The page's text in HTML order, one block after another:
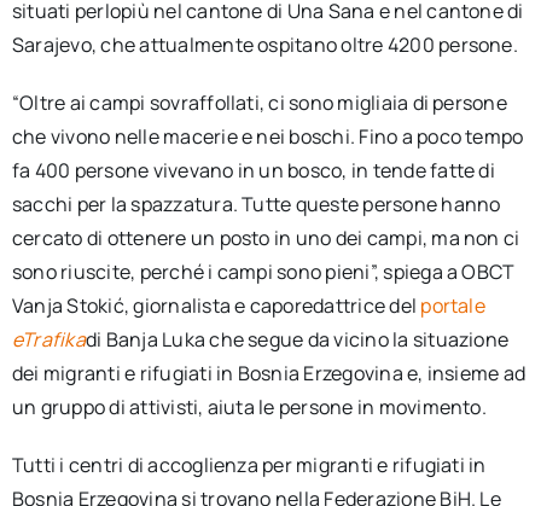
situati perlopiù nel cantone di Una Sana e nel cantone di
Sarajevo, che attualmente ospitano oltre 4200 persone.
“Oltre ai campi sovraffollati, ci sono migliaia di persone
che vivono nelle macerie e nei boschi. Fino a poco tempo
fa 400 persone vivevano in un bosco, in tende fatte di
sacchi per la spazzatura. Tutte queste persone hanno
cercato di ottenere un posto in uno dei campi, ma non ci
sono riuscite, perché i campi sono pieni”, spiega a OBCT
Vanja Stokić, giornalista e caporedattrice del portale
eTrafikadi Banja Luka che segue da vicino la situazione
dei migranti e rifugiati in Bosnia Erzegovina e, insieme ad
un gruppo di attivisti, aiuta le persone in movimento.
Tutti i centri di accoglienza per migranti e rifugiati in
Bosnia Erzegovina si trovano nella Federazione BiH. Le